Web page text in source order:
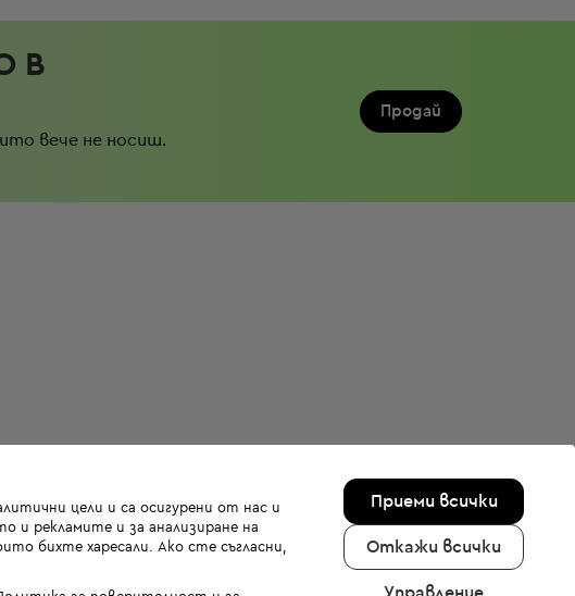
В
вече не носиш.
Продай
цели и са осигурени от нас и
и рекламите и за анализиране на
бихте харесали. Ако сте съгласни,
Приеми всички
Откажи всички
Управление